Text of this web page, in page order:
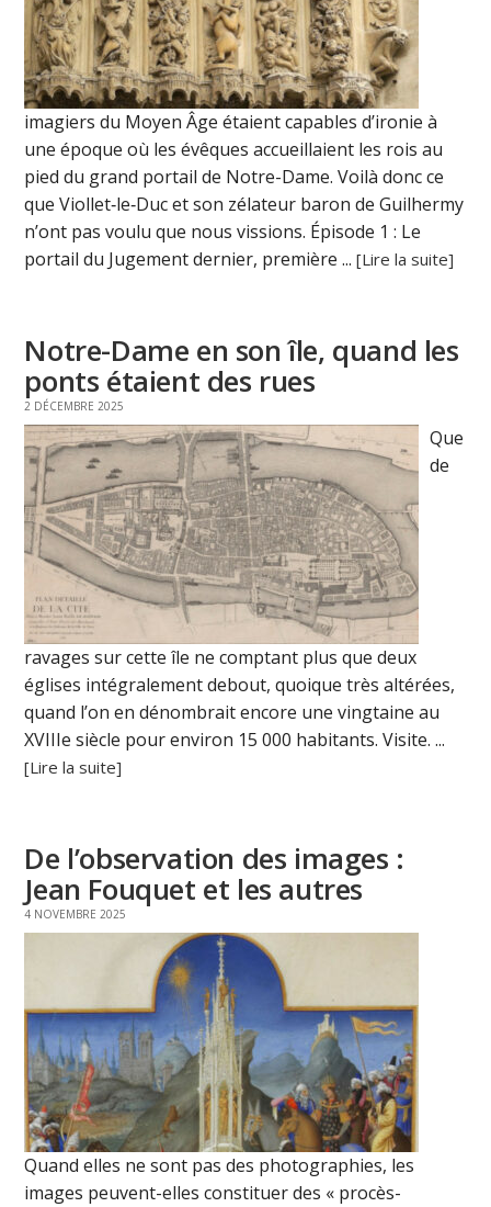
imagiers du Moyen Âge étaient capables d’ironie à
une époque où les évêques accueillaient les rois au
pied du grand portail de Notre-Dame. Voilà donc ce
que Viollet‑le‑Duc et son zélateur baron de Guilhermy
n’ont pas voulu que nous vissions. Épisode 1 : Le
portail du Jugement dernier, première ...[Lire la suite]
Notre-Dame en son île, quand les
ponts étaient des rues
2 DÉCEMBRE 2025
Que
de
ravages sur cette île ne comptant plus que deux
églises intégralement debout, quoique très altérées,
quand l’on en dénombrait encore une vingtaine au
XVIIIe siècle pour environ 15 000 habitants. Visite. ...
[Lire la suite]
De l’observation des images :
Jean Fouquet et les autres
4 NOVEMBRE 2025
Quand elles ne sont pas des photographies, les
images peuvent-elles constituer des « procès-